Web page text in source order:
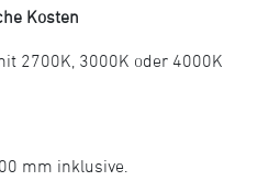
Kosten
2700K, 3000K oder 4000K
mm inklusive.